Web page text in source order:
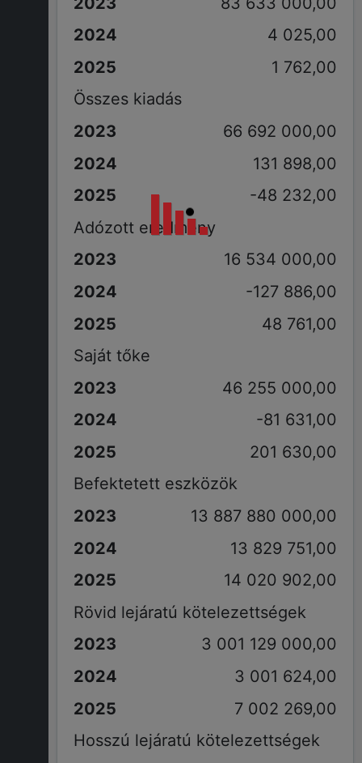
4 025,00
1 762,00
Összes kiadás
66 692 000,00
131 898,00
-48 232,00
Adózott eredmény
16 534 000,00
-127 886,00
48 761,00
Saját tőke
46 255 000,00
-81 631,00
201 630,00
Befektetett eszközök
13 887 880 000,00
13 829 751,00
14 020 902,00
Rövid lejáratú kötelezettségek
3 001 129 000,00
3 001 624,00
7 002 269,00
Hosszú lejáratú kötelezettségek